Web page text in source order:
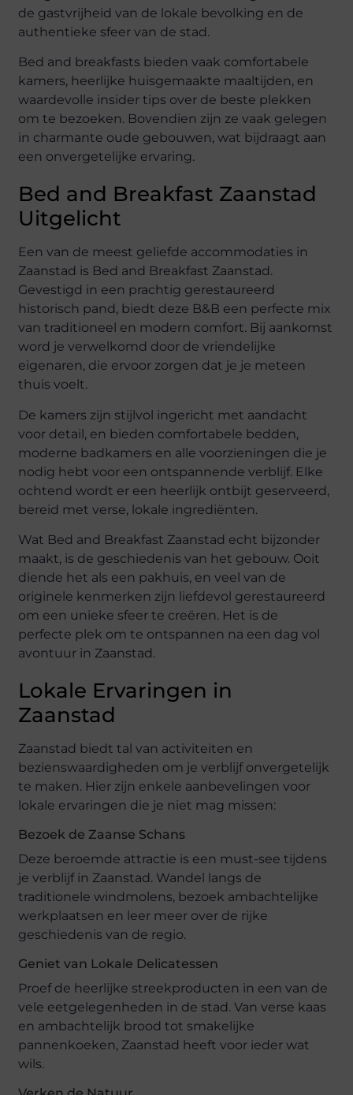
de gastvrijheid van de lokale bevolking en de
authentieke sfeer van de stad.
Bed and breakfasts bieden vaak comfortabele
kamers, heerlijke huisgemaakte maaltijden, en
waardevolle insider tips over de beste plekken
om te bezoeken. Bovendien zijn ze vaak gelegen
in charmante oude gebouwen, wat bijdraagt aan
een onvergetelijke ervaring.
Bed and Breakfast Zaanstad
Uitgelicht
Een van de meest geliefde accommodaties in
Zaanstad is Bed and Breakfast Zaanstad.
Gevestigd in een prachtig gerestaureerd
historisch pand, biedt deze B&B een perfecte mix
van traditioneel en modern comfort. Bij aankomst
word je verwelkomd door de vriendelijke
eigenaren, die ervoor zorgen dat je je meteen
thuis voelt.
De kamers zijn stijlvol ingericht met aandacht
voor detail, en bieden comfortabele bedden,
moderne badkamers en alle voorzieningen die je
nodig hebt voor een ontspannende verblijf. Elke
ochtend wordt er een heerlijk ontbijt geserveerd,
bereid met verse, lokale ingrediënten.
Wat Bed and Breakfast Zaanstad echt bijzonder
maakt, is de geschiedenis van het gebouw. Ooit
diende het als een pakhuis, en veel van de
originele kenmerken zijn liefdevol gerestaureerd
om een unieke sfeer te creëren. Het is de
perfecte plek om te ontspannen na een dag vol
avontuur in Zaanstad.
Lokale Ervaringen in
Zaanstad
Zaanstad biedt tal van activiteiten en
bezienswaardigheden om je verblijf onvergetelijk
te maken. Hier zijn enkele aanbevelingen voor
lokale ervaringen die je niet mag missen:
Bezoek de Zaanse Schans
Deze beroemde attractie is een must-see tijdens
je verblijf in Zaanstad. Wandel langs de
traditionele windmolens, bezoek ambachtelijke
werkplaatsen en leer meer over de rijke
geschiedenis van de regio.
Geniet van Lokale Delicatessen
Proef de heerlijke streekproducten in een van de
vele eetgelegenheden in de stad. Van verse kaas
en ambachtelijk brood tot smakelijke
pannenkoeken, Zaanstad heeft voor ieder wat
wils.